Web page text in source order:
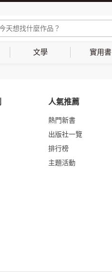
文學 實用書
人氣推薦
熱門新書
出版社一覽
排行榜
主題活動